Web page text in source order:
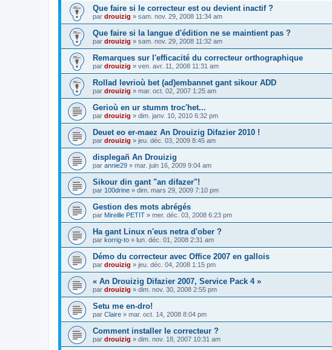
Que faire si le correcteur est ou devient inactif ?
par drouizig » sam. nov. 29, 2008 11:34 am
Que faire si la langue d'édition ne se maintient pas ?
par drouizig » sam. nov. 29, 2008 11:32 am
Remarques sur l'efficacité du correcteur orthographique
par drouizig » ven. avr. 11, 2008 11:31 am
Rollad levrioù bet (ad)embannet gant sikour ADD
par drouizig » mar. oct. 02, 2007 1:25 am
Gerioù en ur stumm troc'het...
par drouizig » dim. janv. 10, 2010 6:32 pm
Deuet eo er-maez An Drouizig Difazier 2010 !
par drouizig » jeu. déc. 03, 2009 8:45 am
displegañ An Drouizig
par annie29 » mar. juin 16, 2009 9:04 am
Sikour din gant "an difazer"!
par 100drine » dim. mars 29, 2009 7:10 pm
Gestion des mots abrégés
par Mireille PETIT » mer. déc. 03, 2008 6:23 pm
Ha gant Linux n'eus netra d'ober ?
par korrig-to » lun. déc. 01, 2008 2:31 am
Démo du correcteur avec Office 2007 en gallois
par drouizig » jeu. déc. 04, 2008 1:15 pm
« An Drouizig Difazier 2007, Service Pack 4 »
par drouizig » dim. nov. 30, 2008 2:55 pm
Setu me en-dro!
par Claire » mar. oct. 14, 2008 8:04 pm
Comment installer le correcteur ?
par drouizig » dim. nov. 18, 2007 10:31 am